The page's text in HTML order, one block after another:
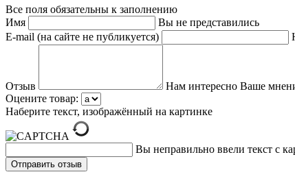
Все поля обязательны к заполнению
Имя
Вы не представились
E-mail (на сайте не публикуется)
Отзыв
Нам интересно Ваше
Оцените товар:
Наберите текст, изображённый на картинке
Вы неправильно ввели текст с